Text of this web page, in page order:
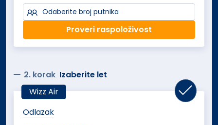
toaletnim priborom. Sve sobe imaju pogled na vrt ili
Usluga je na bazi Najma, uz mogućnost doplate za
doručkak u agenciji ili na licu mesta.
Odaberite broj putnika
Proveri raspoloživost
2. korak Izaberite let
Wizz Air
Odlazak